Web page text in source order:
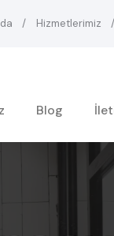
Hizmetlerimiz
Blog